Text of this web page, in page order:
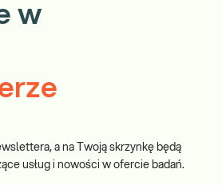
w
a na Twoją skrzynkę będą
usług i nowości w ofercie badań.